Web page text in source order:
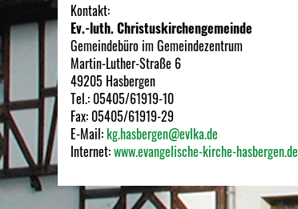
Kontakt:
Ev.-luth. Christuskirchengemeinde
Gemeindebüro im Gemeindezentrum
Martin-Luther-Straße 6
49205 Hasbergen
Tel.: 05405/61919-10
Fax: 05405/61919-29
E-Mail:kg.hasbergen@evlka.de
Internet:www.evangelische-kirche-hasbergen.de